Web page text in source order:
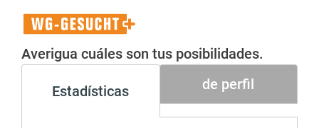
WG-
Gesucht+
Averigua cuáles son tus posibilidades.
Estadísticas de perfil